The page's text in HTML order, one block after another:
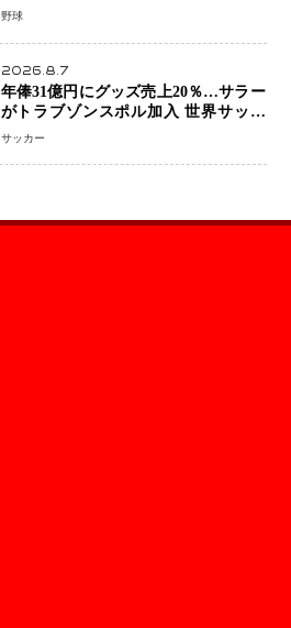
ち 吉田正尚選手も2安打1打点で貢献 4
野球
2026.8.7
年俸31億円にグッズ売上20％…サラー
がトラブゾンスポル加入 世界サッカ
ーは「五大リーグ一強」から新時代へ
サッカー